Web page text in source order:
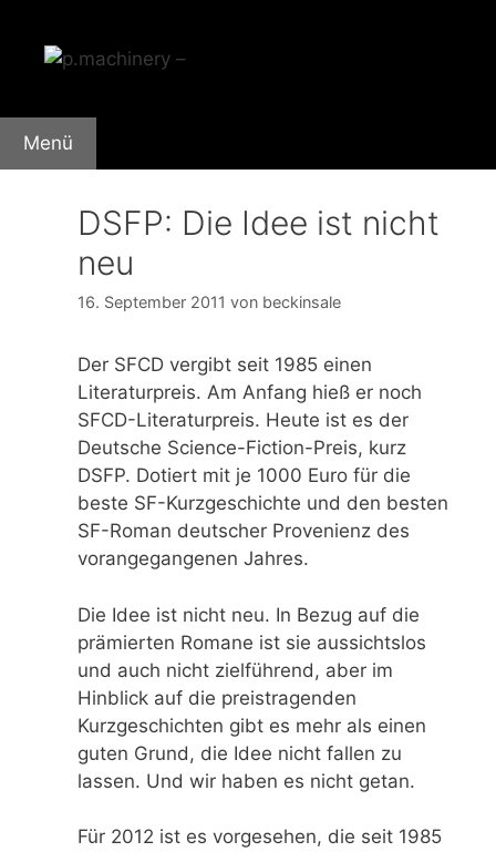
Inhalt
springen
Menü
DSFP: Die Idee ist nicht
neu
16. September 2011 von beckinsale
Der SFCD vergibt seit 1985 einen
Literaturpreis. Am Anfang hieß er noch
SFCD-Literaturpreis. Heute ist es der
Deutsche Science-Fiction-Preis, kurz
DSFP. Dotiert mit je 1000 Euro für die
beste SF-Kurzgeschichte und den besten
SF-Roman deutscher Provenienz des
vorangegangenen Jahres.
Die Idee ist nicht neu. In Bezug auf die
prämierten Romane ist sie aussichtslos
und auch nicht zielführend, aber im
Hinblick auf die preistragenden
Kurzgeschichten gibt es mehr als einen
guten Grund, die Idee nicht fallen zu
lassen. Und wir haben es nicht getan.
Für 2012 ist es vorgesehen, die seit 1985